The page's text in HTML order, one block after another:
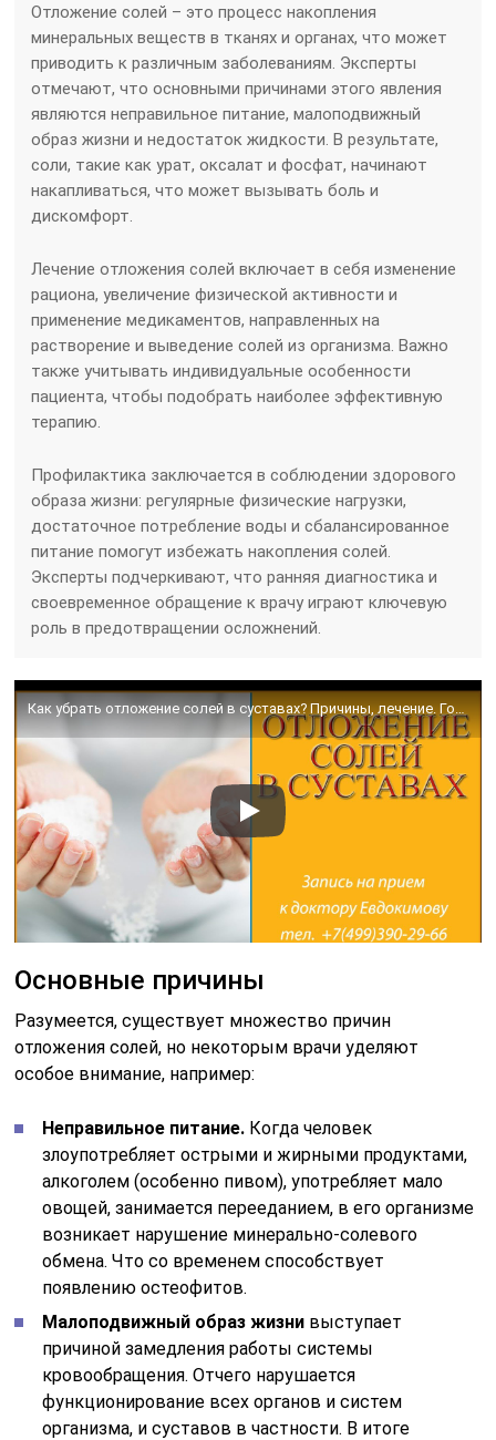
Отложение солей – это процесс накопления
минеральных веществ в тканях и органах, что может
приводить к различным заболеваниям. Эксперты
отмечают, что основными причинами этого явления
являются неправильное питание, малоподвижный
образ жизни и недостаток жидкости. В результате,
соли, такие как урат, оксалат и фосфат, начинают
накапливаться, что может вызывать боль и
дискомфорт.
Лечение отложения солей включает в себя изменение
рациона, увеличение физической активности и
применение медикаментов, направленных на
растворение и выведение солей из организма. Важно
также учитывать индивидуальные особенности
пациента, чтобы подобрать наиболее эффективную
терапию.
Профилактика заключается в соблюдении здорового
образа жизни: регулярные физические нагрузки,
достаточное потребление воды и сбалансированное
питание помогут избежать накопления солей.
Эксперты подчеркивают, что ранняя диагностика и
своевременное обращение к врачу играют ключевую
роль в предотвращении осложнений.
Как убрать отложение солей в суставах? Причины, лечение. Говорит врач остеопат Александр Евдокимов
Основные причины
Разумеется, существует множество причин
отложения солей, но некоторым врачи уделяют
особое внимание, например:
Неправильное питание. Когда человек
злоупотребляет острыми и жирными продуктами,
алкоголем (особенно пивом), употребляет мало
овощей, занимается перееданием, в его организме
возникает нарушение минерально-солевого
обмена. Что со временем способствует
появлению остеофитов.
Малоподвижный образ жизни выступает
причиной замедления работы системы
кровообращения. Отчего нарушается
функционирование всех органов и систем
организма, и суставов в частности. В итоге